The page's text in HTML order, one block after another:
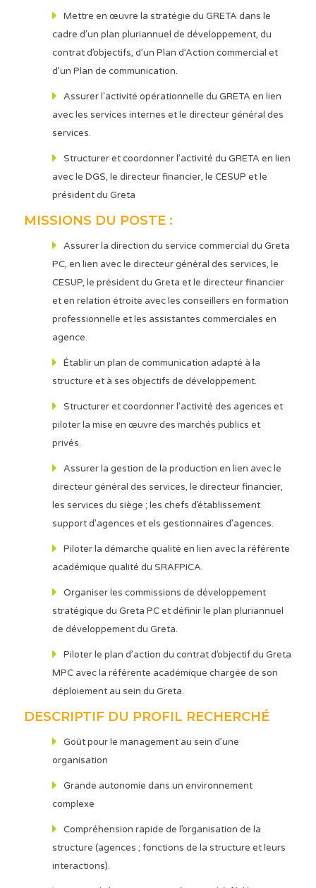
Mettre en œuvre la stratégie du GRETA dans le
cadre d’un plan pluriannuel de développement, du
contrat d’objectifs, d’un Plan d’Action commercial et
d’un Plan de communication.
Assurer l'activité opérationnelle du GRETA en lien
avec les services internes et le directeur général des
services.
Structurer et coordonner l’activité du GRETA en lien
avec le DGS, le directeur financier, le CESUP et le
président du Greta
MISSIONS DU POSTE :
Assurer la direction du service commercial du Greta
PC, en lien avec le directeur général des services, le
CESUP, le président du Greta et le directeur financier
et en relation étroite avec les conseillers en formation
professionnelle et les assistantes commerciales en
agence.
Établir un plan de communication adapté à la
structure et à ses objectifs de développement.
Structurer et coordonner l’activité des agences et
piloter la mise en œuvre des marchés publics et
privés.
Assurer la gestion de la production en lien avec le
directeur général des services, le directeur financier,
les services du siège ; les chefs d’établissement
support d’agences et els gestionnaires d’agences.
Piloter la démarche qualité en lien avec la référente
académique qualité du SRAFPICA.
Organiser les commissions de développement
stratégique du Greta PC et définir le plan pluriannuel
de développement du Greta.
Piloter le plan d’action du contrat d’objectif du Greta
MPC avec la référente académique chargée de son
déploiement au sein du Greta.
DESCRIPTIF DU PROFIL RECHERCHÉ
Goût pour le management au sein d’une
organisation
Grande autonomie dans un environnement
complexe
Compréhension rapide de l’organisation de la
structure (agences ; fonctions de la structure et leurs
interactions).